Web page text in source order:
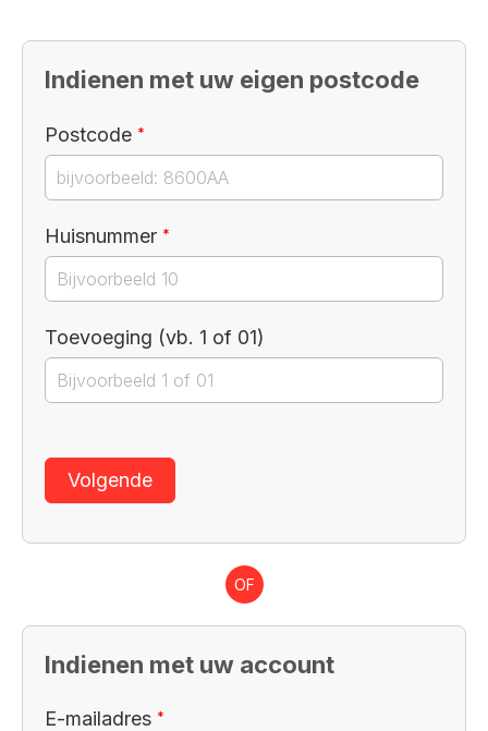
Indienen met uw eigen postcode
Postcode *
Huisnummer *
Toevoeging (vb. 1 of 01)
Volgende
OF
Indienen met uw account
E-mailadres *